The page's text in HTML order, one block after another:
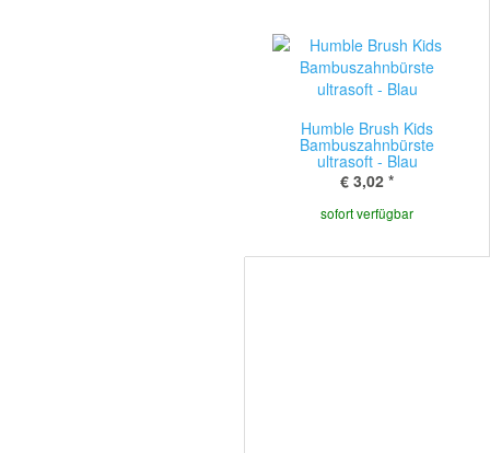
Humble Brush Kids
Bambuszahnbürste
ultrasoft - Blau
€ 3,02 *
sofort verfügbar